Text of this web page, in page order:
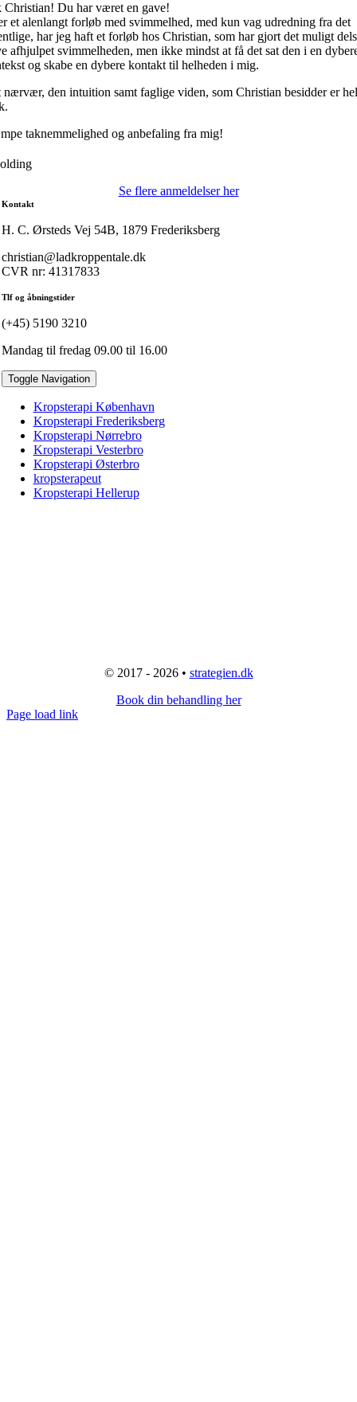
Christian! Du har været en gave!
et alenlangt forløb med svimmelhed, med kun vag udredning fra det
har jeg haft et forløb hos Christian, som har gjort det muligt
afhjulpet svimmelheden, men ikke mindst at få det sat den i en
og skabe en dybere kontakt til helheden i mig.
nærvær, den intuition samt faglige viden, som Christian besidder er
taknemmelighed og anbefaling fra mig!
Se flere anmeldelser her
Kontakt
H. C. Ørsteds Vej 54B, 1879 Frederiksberg
christian@ladkroppentale.dk
CVR nr: 41317833
Tlf og åbningstider
(+45) 5190 3210
Mandag til fredag 09.00 til 16.00
Toggle Navigation
Kropsterapi København
Kropsterapi Frederiksberg
Kropsterapi Nørrebro
Kropsterapi Vesterbro
Kropsterapi Østerbro
kropsterapeut
Kropsterapi Hellerup
© 2017 - 2026 • strategien.dk
Book din behandling her
Page load link